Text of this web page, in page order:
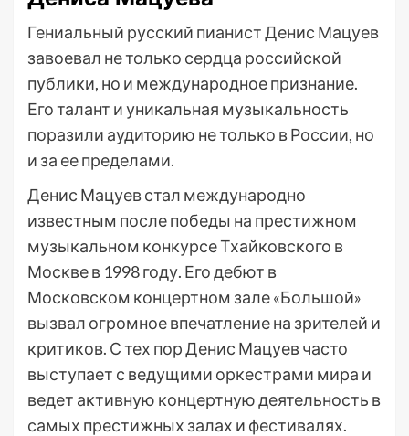
Гениальный русский пианист Денис Мацуев
завоевал не только сердца российской
публики, но и международное признание.
Его талант и уникальная музыкальность
поразили аудиторию не только в России, но
и за ее пределами.
Денис Мацуев стал международно
известным после победы на престижном
музыкальном конкурсе Тхайковского в
Москве в 1998 году. Его дебют в
Московском концертном зале «Большой»
вызвал огромное впечатление на зрителей и
критиков. С тех пор Денис Мацуев часто
выступает с ведущими оркестрами мира и
ведет активную концертную деятельность в
самых престижных залах и фестивалях.